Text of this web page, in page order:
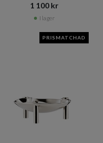
1 100 kr​​
I lager
PRISMATCHAD